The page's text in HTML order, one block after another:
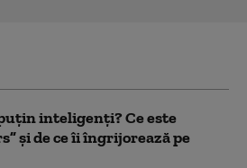
inteligenți? Ce este
și de ce îi îngrijorează pe